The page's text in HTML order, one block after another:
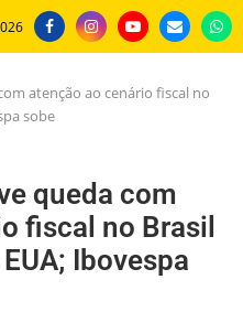
atenção ao cenário fiscal no
sobe
queda com
fiscal no Brasil
Ibovespa